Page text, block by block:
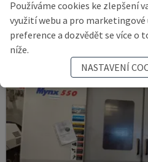
Používáme cookies ke zlepšení
využití webu a pro marketingové
preference a dozvědět se více o
níže.
NASTAVENÍ